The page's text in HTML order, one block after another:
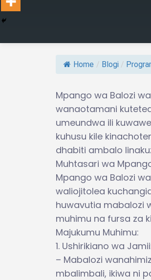
Home / Blogi /
Mpango wa Balozi
wanaotamani
umeundwa ili
kuhusu kile
dhabiti ambalo
Muhtasari wa
Mpango wa Balozi
waliojitolea
huwavutia mabalozi
muhimu na fursa za
Majukumu Muhimu:
1. Ushirikiano wa
– Mabalozi
mbalimbali, ikiwa ni